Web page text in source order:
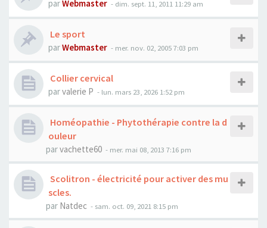
parWebmaster - dim. sept. 11, 2011 11:29 am
Le sport
parWebmaster - mer. nov. 02, 2005 7:03 pm
Collier cervical
parvalerie P - lun. mars 23, 2026 1:52 pm
Homéopathie - Phytothérapie contre la d
ouleur
parvachette60 - mer. mai 08, 2013 7:16 pm
Scolitron - électricité pour activer des mu
scles.
par Natdec - sam. oct. 09, 2021 8:15 pm